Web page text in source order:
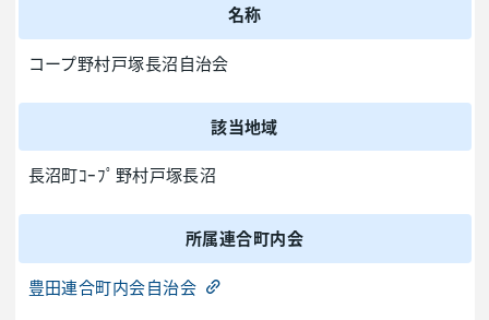
名称
コープ野村戸塚長沼自治会
該当地域
長沼町ｺｰﾌﾟ野村戸塚長沼
所属連合町内会
豊田連合町内会自治会